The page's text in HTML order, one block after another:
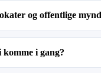
og offentlige
i gang?